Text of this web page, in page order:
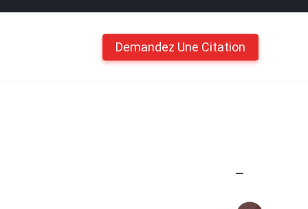
Demandez Une Citation